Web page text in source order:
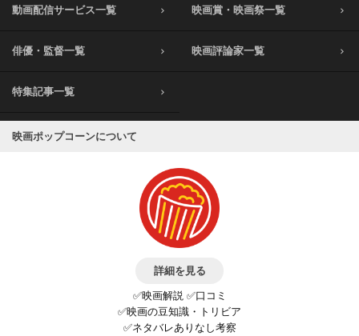
動画配信サービス一覧 映画賞・映画祭一覧
俳優・監督一覧 映画評論家一覧
特集記事一覧
映画ポップコーンについて
詳細を見る
✅映画解説 ✅口コミ
✅映画の豆知識・トリビア
✅ネタバレありなし考察